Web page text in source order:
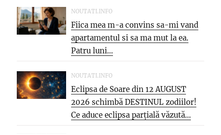
NOUTATI.INFO
Fiica mea m-a convins sa-mi vand
apartamentul si sa ma mut la ea.
Patru luni...
NOUTATI.INFO
Eclipsa de Soare din 12 AUGUST
2026 schimbă DESTINUL zodiilor!
Ce aduce eclipsa parțială văzută...